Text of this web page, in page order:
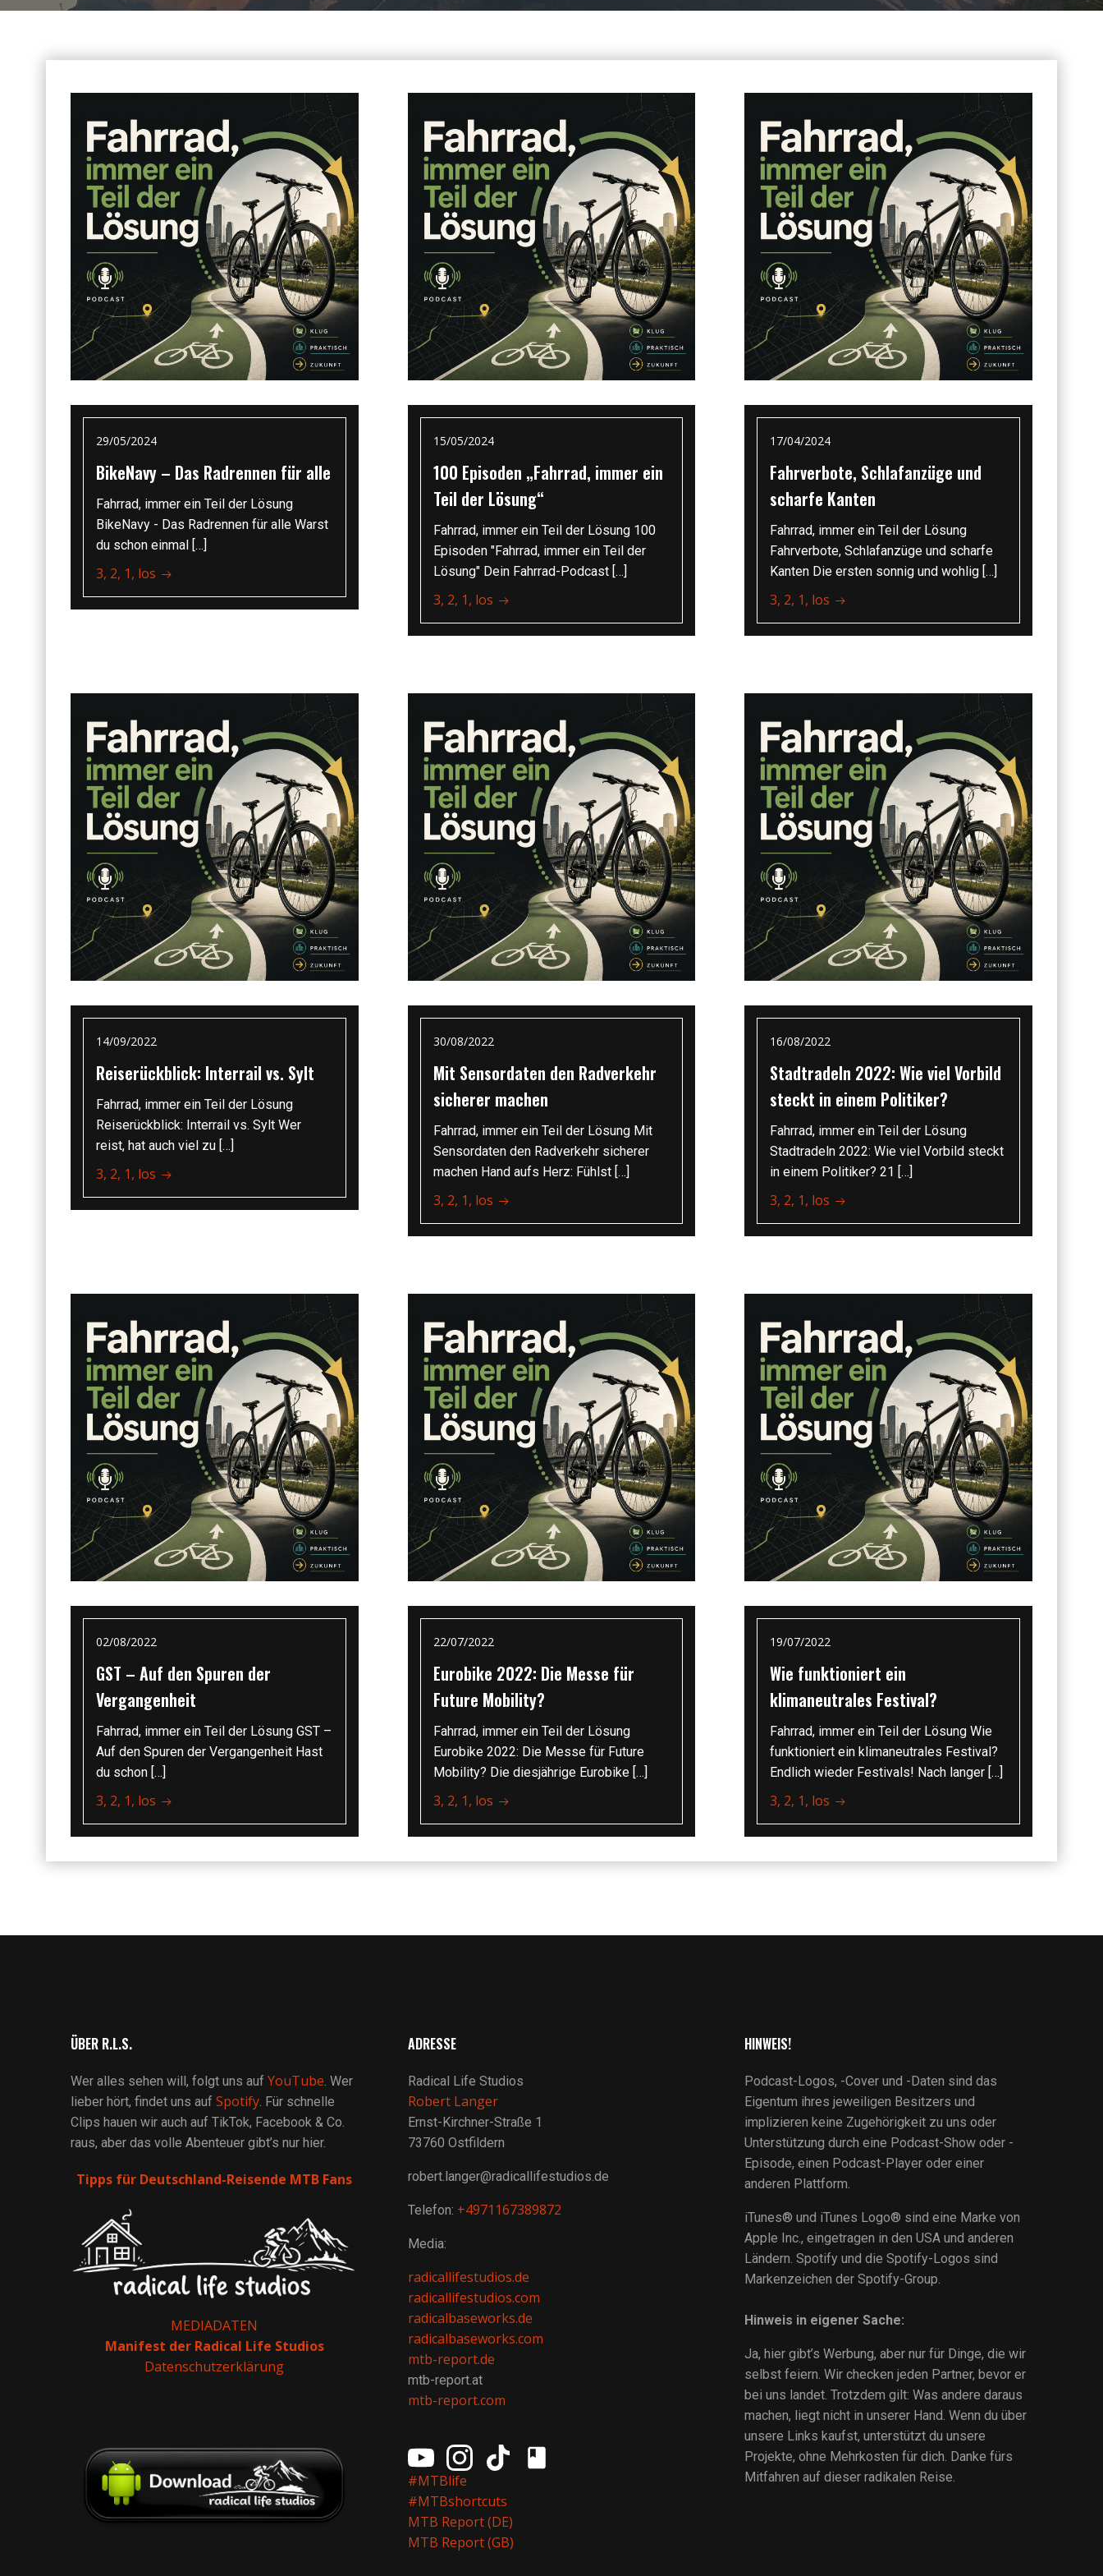
29/05/2024
BikeNavy – Das Radrennen für alle
Fahrrad, immer ein Teil der Lösung
BikeNavy - Das Radrennen für alle Warst
du schon einmal […]
3, 2, 1, los
15/05/2024
100 Episoden „Fahrrad, immer ein
Teil der Lösung“
Fahrrad, immer ein Teil der Lösung 100
Episoden "Fahrrad, immer ein Teil der
Lösung" Dein Fahrrad-Podcast […]
3, 2, 1, los
17/04/2024
Fahrverbote, Schlafanzüge und
scharfe Kanten
Fahrrad, immer ein Teil der Lösung
Fahrverbote, Schlafanzüge und scharfe
Kanten Die ersten sonnig und wohlig […]
3, 2, 1, los
14/09/2022
Reiserückblick: Interrail vs. Sylt
Fahrrad, immer ein Teil der Lösung
Reiserückblick: Interrail vs. Sylt Wer
reist, hat auch viel zu […]
3, 2, 1, los
30/08/2022
Mit Sensordaten den Radverkehr
sicherer machen
Fahrrad, immer ein Teil der Lösung Mit
Sensordaten den Radverkehr sicherer
machen Hand aufs Herz: Fühlst […]
3, 2, 1, los
16/08/2022
Stadtradeln 2022: Wie viel Vorbild
steckt in einem Politiker?
Fahrrad, immer ein Teil der Lösung
Stadtradeln 2022: Wie viel Vorbild steckt
in einem Politiker? 21 […]
3, 2, 1, los
02/08/2022
GST – Auf den Spuren der
Vergangenheit
Fahrrad, immer ein Teil der Lösung GST –
Auf den Spuren der Vergangenheit Hast
du schon […]
3, 2, 1, los
22/07/2022
Eurobike 2022: Die Messe für
Future Mobility?
Fahrrad, immer ein Teil der Lösung
Eurobike 2022: Die Messe für Future
Mobility? Die diesjährige Eurobike […]
3, 2, 1, los
19/07/2022
Wie funktioniert ein
klimaneutrales Festival?
Fahrrad, immer ein Teil der Lösung Wie
funktioniert ein klimaneutrales Festival?
Endlich wieder Festivals! Nach langer […]
3, 2, 1, los
ÜBER R.L.S.
Wer alles sehen will, folgt uns aufYouTube. Wer
lieber hört, findet uns aufSpotify. Für schnelle
Clips hauen wir auch auf TikTok, Facebook & Co.
raus, aber das volle Abenteuer gibt’s nur hier.
Tipps für Deutschland-Reisende MTB Fans
MEDIADATEN
Manifest der Radical Life Studios
Datenschutzerklärung
ADRESSE
Radical Life Studios
Robert Langer
Ernst-Kirchner-Straße 1
73760 Ostfildern
robert.langer@radicallifestudios.de
Telefon: +4971167389872
Media:
radicallifestudios.de
radicallifestudios.com
radicalbaseworks.de
radicalbaseworks.com
mtb-report.de
mtb-report.at
mtb-report.com
#MTBlife
#MTBshortcuts
MTB Report (DE)
MTB Report (GB)
HINWEIS!
Podcast-Logos, -Cover und -Daten sind das
Eigentum ihres jeweiligen Besitzers und
implizieren keine Zugehörigkeit zu uns oder
Unterstützung durch eine Podcast-Show oder -
Episode, einen Podcast-Player oder einer
anderen Plattform.
iTunes® und iTunes Logo® sind eine Marke von
Apple Inc., eingetragen in den USA und anderen
Ländern. Spotify und die Spotify-Logos sind
Markenzeichen der Spotify-Group.
Hinweis in eigener Sache:
Ja, hier gibt’s Werbung, aber nur für Dinge, die wir
selbst feiern. Wir checken jeden Partner, bevor er
bei uns landet. Trotzdem gilt: Was andere daraus
machen, liegt nicht in unserer Hand. Wenn du über
unsere Links kaufst, unterstützt du unsere
Projekte, ohne Mehrkosten für dich. Danke fürs
Mitfahren auf dieser radikalen Reise.